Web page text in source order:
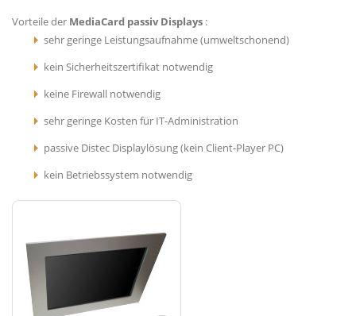
Vorteile der MediaCard passiv Displays :
sehr geringe Leistungsaufnahme (umweltschonend)
kein Sicherheitszertifikat notwendig
keine Firewall notwendig
sehr geringe Kosten für IT-Administration
passive Distec Displaylösung (kein Client-Player PC)
kein Betriebssystem notwendig